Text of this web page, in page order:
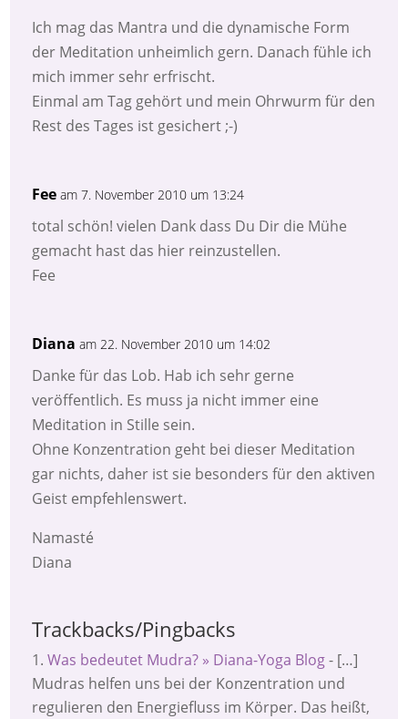
Ich mag das Mantra und die dynamische Form
der Meditation unheimlich gern. Danach fühle ich
mich immer sehr erfrischt.
Einmal am Tag gehört und mein Ohrwurm für den
Rest des Tages ist gesichert ;-)
Fee am 7. November 2010 um 13:24
total schön! vielen Dank dass Du Dir die Mühe
gemacht hast das hier reinzustellen.
Fee
Diana am 22. November 2010 um 14:02
Danke für das Lob. Hab ich sehr gerne
veröffentlich. Es muss ja nicht immer eine
Meditation in Stille sein.
Ohne Konzentration geht bei dieser Meditation
gar nichts, daher ist sie besonders für den aktiven
Geist empfehlenswert.
Namasté
Diana
Trackbacks/Pingbacks
Was bedeutet Mudra? » Diana-Yoga Blog- […]
Mudras helfen uns bei der Konzentration und
regulieren den Energiefluss im Körper. Das heißt,